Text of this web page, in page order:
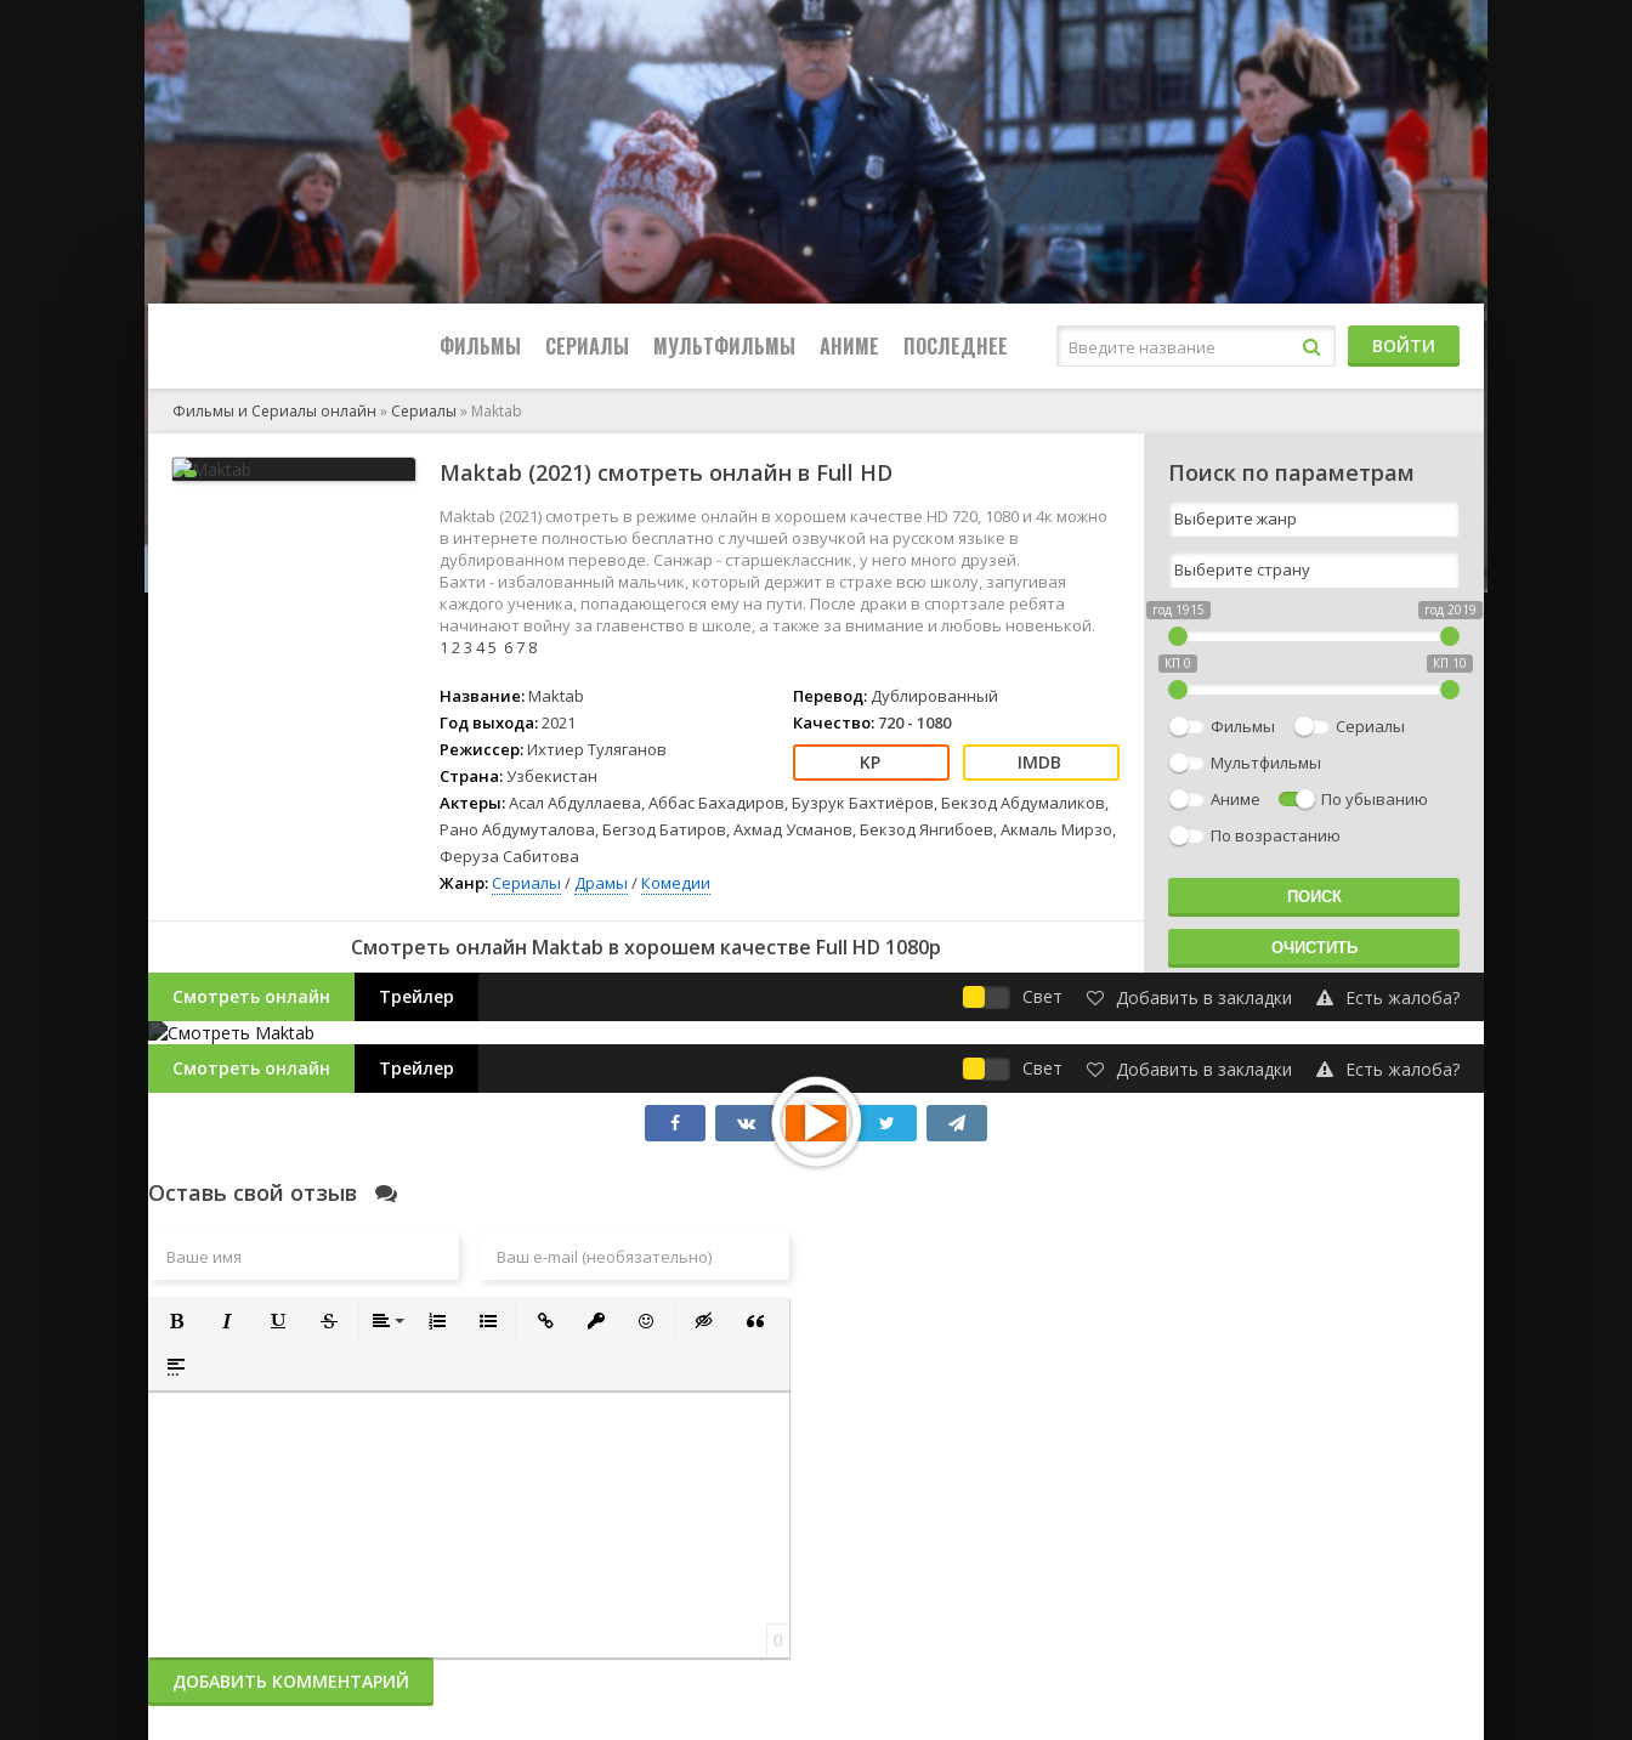
ФИЛЬМЫ
2024
2023
2022
2021
СССР
Зарубежные
Боевики
Военные
Детективы
Детские
Драмы
Приключения
Семейные
Спорт
Триллеры
Фэнтези
СЕРИАЛЫ МУЛЬТФИЛЬМЫ АНИМЕ ПОСЛЕДНЕЕ
2024
2023
2022
2021
СССР
Фильмы из соцетей
ВОЙТИ
Фильмы и Сериалы онлайн » Сериалы » Maktab
Maktab (2021) смотреть онлайн в Full HD
Maktab (2021) смотреть в режиме онлайн в хорошем качестве HD 720, 1080 и 4к можно
в интернете полностью бесплатно с лучшей озвучкой на русском языке в
дублированном переводе. Санжар - старшеклассник, у него много друзей.
Бахти - избалованный мальчик, который держит в страхе всю школу, запугивая
каждого ученика, попадающегося ему на пути. После драки в спортзале ребята
начинают войну за главенство в школе, а также за внимание и любовь новенькой.
1 23 45 67 8
Название:Maktab
Год выхода:2021
Режиссер:Ихтиер Туляганов
Страна:Узбекистан
Перевод: Дублированный
Качество: 720 - 1080
Актеры:Асал Абдуллаева, Аббас Бахадиров, Бузрук Бахтиёров, Бекзод Абдумаликов,
Рано Абдумуталова, Бегзод Батиров, Ахмад Усманов, Бекзод Янгибоев, Акмаль Мирзо,
Феруза Сабитова
Жанр:Сериалы /Драмы /Комедии
Смотреть онлайн Maktab в хорошем качестве Full HD 1080p
Поиск по параметрам
год 1915 год 2019
КП 0 КП 10
Фильмы
Сериалы
Мультфильмы
Аниме
По убыванию
По возрастанию
Смотреть онлайн Трейлер Свет Добавить в закладки Есть жалоба?
Смотреть онлайн Трейлер Свет Добавить в закладки Есть жалоба?
Оставь свой отзыв
Полужирный
Вставка спойлера
0
ДОБАВИТЬ КОММЕНТАРИЙ